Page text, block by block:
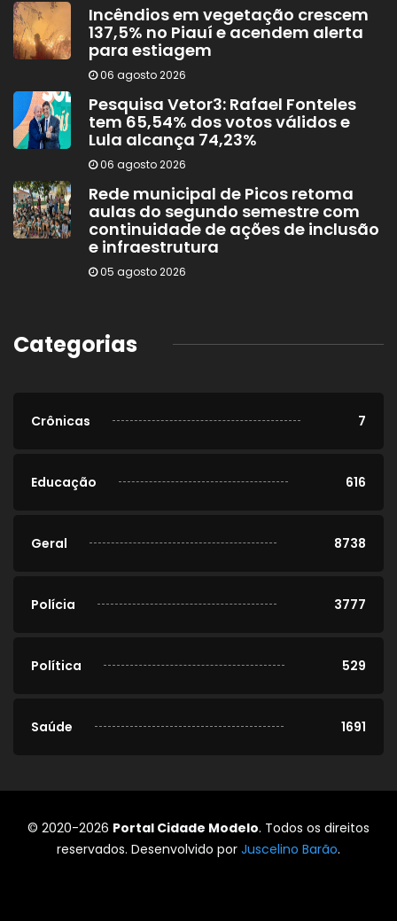
Incêndios em vegetação crescem
137,5% no Piauí e acendem alerta
para estiagem
06 agosto 2026
Pesquisa Vetor3: Rafael Fonteles
tem 65,54% dos votos válidos e
Lula alcança 74,23%
06 agosto 2026
Rede municipal de Picos retoma
aulas do segundo semestre com
continuidade de ações de inclusão
e infraestrutura
05 agosto 2026
Categorias
Crônicas 7
Educação 616
Geral 8738
Polícia 3777
Política 529
Saúde 1691
© 2020-2026 Portal Cidade Modelo. Todos os direitos
reservados. Desenvolvido por Juscelino Barão.